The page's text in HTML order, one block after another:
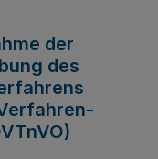
der
des